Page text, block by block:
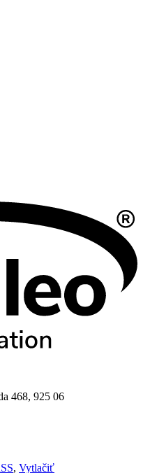
468, 925 06
, Vytlačiť